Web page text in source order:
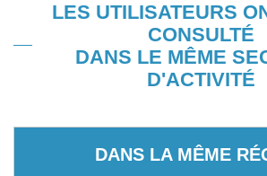
LES UTILISATEURS
CONSULTÉ
DANS LE MÊME
D'ACTIVITÉ
DANS LA MÊME